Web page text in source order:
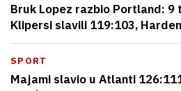
Bruk Lopez razbio Portland: 9
Klipersi slavili 119:103,
SPORT
Majami slavio u Atlanti